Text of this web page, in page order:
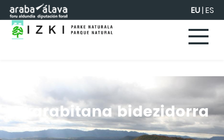
Eduki nagusira joan EU|ES
Txarabitana bidezidorra